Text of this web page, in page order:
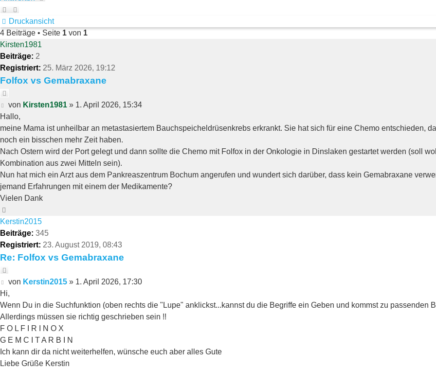
Druckansicht
4 Beiträge • Seite 1 von 1
Kirsten1981
Beiträge: 2
Registriert: 25. März 2026, 19:12
Folfox vs Gemabraxane
Beitrag
von Kirsten1981» 1. April 2026, 15:34
Hallo,
meine Mama ist unheilbar an metastasiertem Bauchspeicheldrüsenkrebs erkrankt. Sie hat sich für eine Chemo entschieden,
noch ein bisschen mehr Zeit haben.
Nach Ostern wird der Port gelegt und dann sollte die Chemo mit Folfox in der Onkologie in Dinslaken gestartet werden (soll
Kombination aus zwei Mitteln sein).
Nun hat mich ein Arzt aus dem Pankreaszentrum Bochum angerufen und wundert sich darüber, dass kein Gemabraxane
jemand Erfahrungen mit einem der Medikamente?
Vielen Dank
oben
Kerstin2015
Beiträge: 345
Registriert: 23. August 2019, 08:43
Re: Folfox vs Gemabraxane
Beitrag
von Kerstin2015» 1. April 2026, 17:30
Hi,
Wenn Du in die Suchfunktion (oben rechts die "Lupe" anklickst...kannst du die Begriffe ein Geben und kommst zu passenden
Allerdings müssen sie richtig geschrieben sein !!
F O L F I R I N O X
G E M C I T A R B I N
Ich kann dir da nicht weiterhelfen, wünsche euch aber alles Gute
Liebe Grüße Kerstin